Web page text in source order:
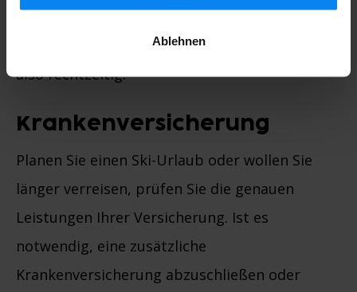
Ablehnen
müssen dabei über einen längeren Zeitraum
verabreicht werden, informieren Sie sich
also rechtzeitig.
Krankenversicherung
Planen Sie einen Ski-Urlaub oder wollen Sie
länger verreisen, prüfen Sie die genauen
Leistungen Ihrer Versicherung. Ist es
notwendig, eine zusätzliche
Krankenversicherung abzuschließen oder